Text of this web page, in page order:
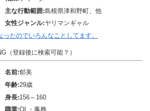
主な行動範囲:島根県津和野町、他
女性ジャンル:ヤリマンギャル
たのでいろんなことしてます。
（登録後に検索可能？）
名前:郁美
年齢:29歳
身長:156～160
職業:OL・事務